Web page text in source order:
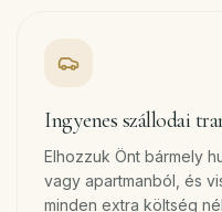
Ingyenes szállodai
Elhozzuk Önt bármely
vagy apartmanból, és
minden extra költség